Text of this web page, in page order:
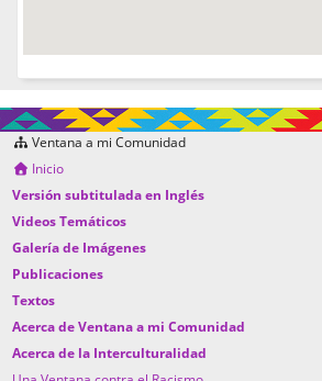
Ventana a mi Comunidad
Inicio
Versión subtitulada en Inglés
Videos Temáticos
Galería de Imágenes
Publicaciones
Textos
Acerca de Ventana a mi Comunidad
Acerca de la Interculturalidad